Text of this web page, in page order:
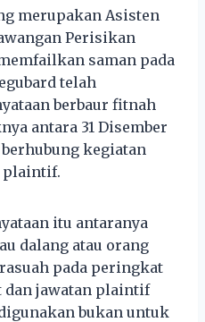
merupakan Asisten
Perisikan
saman pada
telah
berbaur fitnah
antara 31 Disember
berhubung kegiatan
plaintif.
itu antaranya
dalang atau orang
pada peringkat
dan jawatan plaintif
bukan untuk